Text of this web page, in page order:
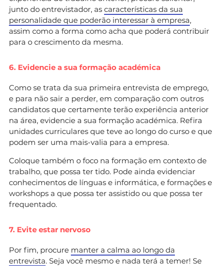
junto do entrevistador, as características da sua
personalidade que poderão interessar à empresa,
assim como a forma como acha que poderá contribuir
para o crescimento da mesma.
6. Evidencie a sua formação académica
Como se trata da sua primeira entrevista de emprego,
e para não sair a perder, em comparação com outros
candidatos que certamente terão experiência anterior
na área, evidencie a sua formação académica. Refira
unidades curriculares que teve ao longo do curso e que
podem ser uma mais-valia para a empresa.
Coloque também o foco na formação em contexto de
trabalho, que possa ter tido. Pode ainda evidenciar
conhecimentos de línguas e informática, e formações e
workshops a que possa ter assistido ou que possa ter
frequentado.
7. Evite estar nervoso
Por fim, procure manter a calma ao longo da
entrevista. Seja você mesmo e nada terá a temer! Se